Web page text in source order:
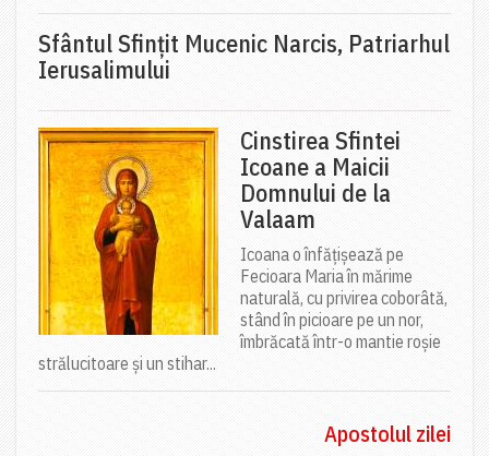
Sfântul Sfinţit Mucenic Narcis, Patriarhul
Ierusalimului
Cinstirea Sfintei
Icoane a Maicii
Domnului de la
Valaam
Icoana o înfățișează pe
Fecioara Maria în mărime
naturală, cu privirea coborâtă,
stând în picioare pe un nor,
îmbrăcată într-o mantie roșie
strălucitoare și un stihar...
Apostolul zilei